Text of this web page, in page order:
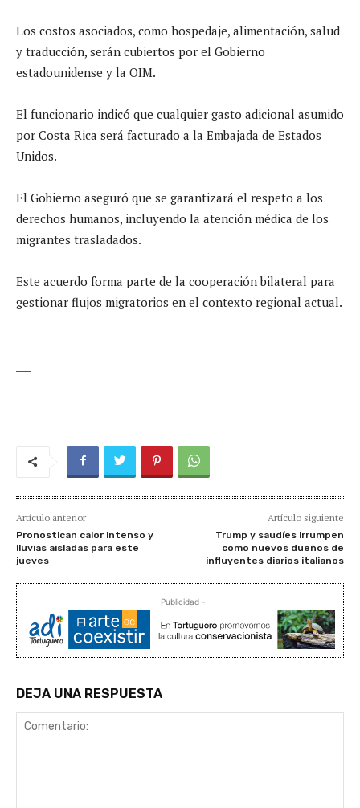
Los costos asociados, como hospedaje, alimentación, salud
y traducción, serán cubiertos por el Gobierno
estadounidense y la OIM.
El funcionario indicó que cualquier gasto adicional asumido
por Costa Rica será facturado a la Embajada de Estados
Unidos.
El Gobierno aseguró que se garantizará el respeto a los
derechos humanos, incluyendo la atención médica de los
migrantes trasladados.
Este acuerdo forma parte de la cooperación bilateral para
gestionar flujos migratorios en el contexto regional actual.
Artículo anterior
Pronostican calor intenso y
lluvias aisladas para este
jueves
Artículo siguiente
Trump y saudíes irrumpen
como nuevos dueños de
influyentes diarios italianos
- Publicidad -
DEJA UNA RESPUESTA